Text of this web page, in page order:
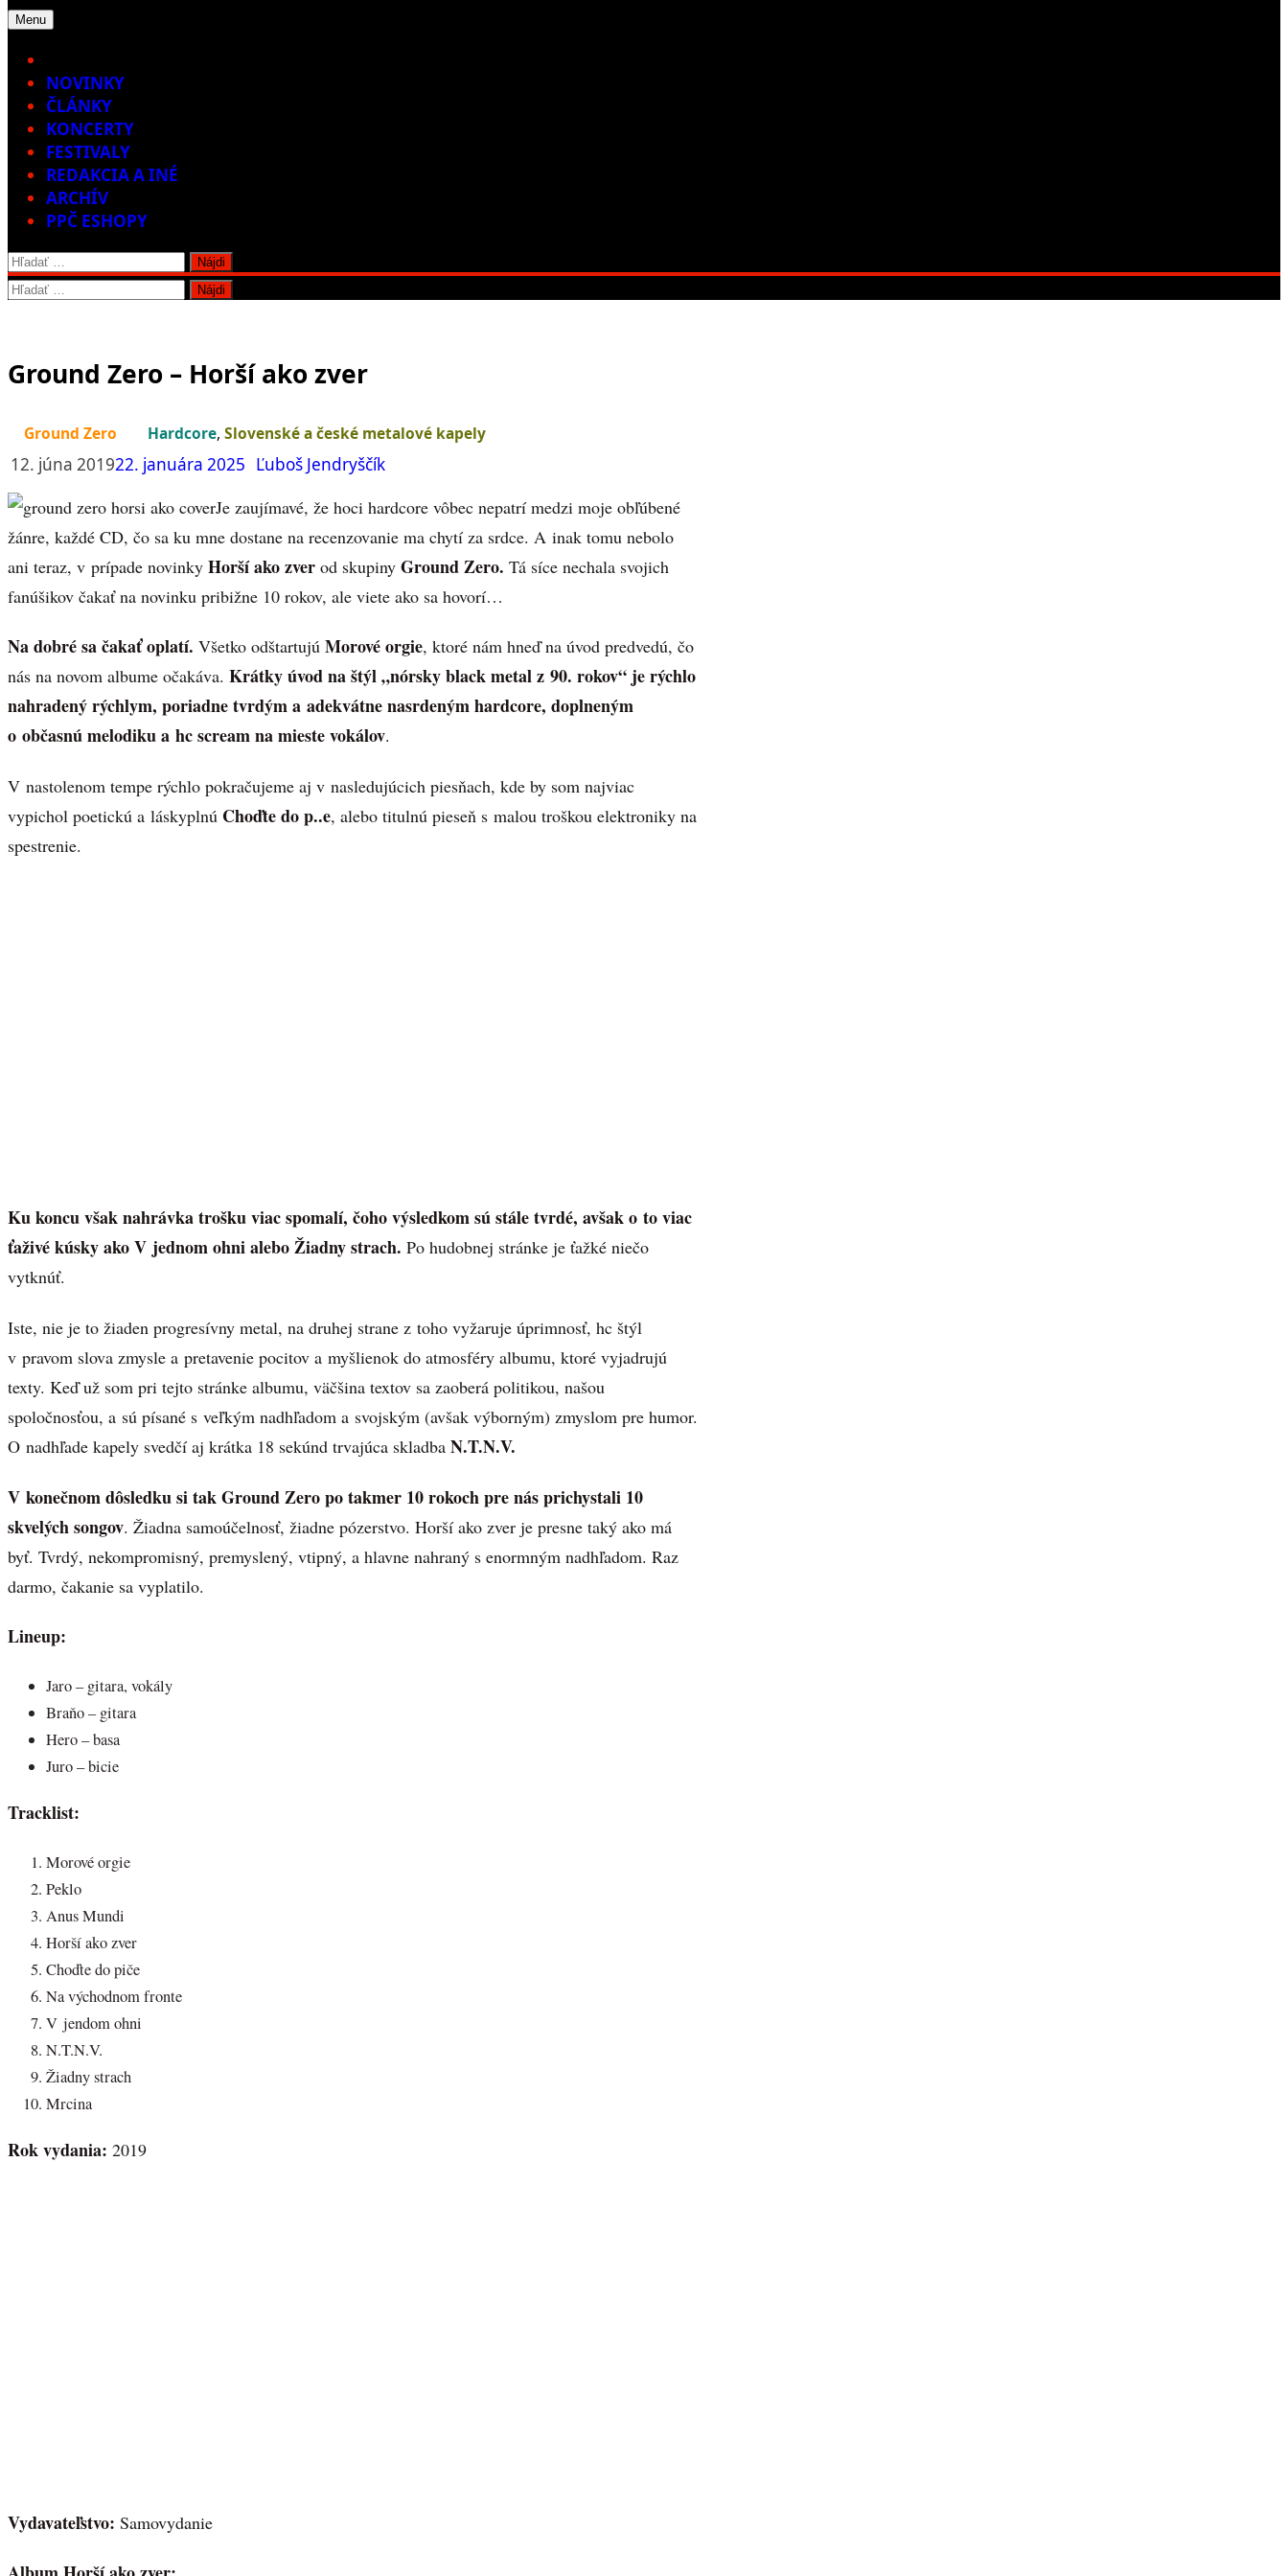
Menu
NOVINKY
ČLÁNKY
KONCERTY
FESTIVALY
REDAKCIA A INÉ
ARCHÍV
PPČ ESHOPY
Hľadať:
Hľadať:
Ground Zero – Horší ako zver
Ground Zero Hardcore, Slovenské a české metalové kapely
12. júna 201922. januára 2025 Ľuboš Jendryščík
Je zaujímavé, že hoci hardcore vôbec nepatrí medzi moje obľúbené
žánre, každé CD, čo sa ku mne dostane na recenzovanie ma chytí za srdce. A inak tomu nebolo
ani teraz, v prípade novinky Horší ako zver od skupiny Ground Zero. Tá síce nechala svojich
fanúšikov čakať na novinku pribižne 10 rokov, ale viete ako sa hovorí…
Na dobré sa čakať oplatí. Všetko odštartujú Morové orgie, ktoré nám hneď na úvod predvedú, čo
nás na novom albume očakáva. Krátky úvod na štýl „nórsky black metal z 90. rokov“ je rýchlo
nahradený rýchlym, poriadne tvrdým a adekvátne nasrdeným hardcore, doplneným
o občasnú melodiku a hc scream na mieste vokálov.
V nastolenom tempe rýchlo pokračujeme aj v nasledujúcich piesňach, kde by som najviac
vypichol poetickú a láskyplnú Choďte do p..e, alebo titulnú pieseň s malou troškou elektroniky na
spestrenie.
Ku koncu však nahrávka trošku viac spomalí, čoho výsledkom sú stále tvrdé, avšak o to viac
ťaživé kúsky ako V jednom ohni alebo Žiadny strach. Po hudobnej stránke je ťažké niečo
vytknúť.
Iste, nie je to žiaden progresívny metal, na druhej strane z toho vyžaruje úprimnosť, hc štýl
v pravom slova zmysle a pretavenie pocitov a myšlienok do atmosféry albumu, ktoré vyjadrujú
texty. Keď už som pri tejto stránke albumu, väčšina textov sa zaoberá politikou, našou
spoločnosťou, a sú písané s veľkým nadhľadom a svojským (avšak výborným) zmyslom pre humor.
O nadhľade kapely svedčí aj krátka 18 sekúnd trvajúca skladba N.T.N.V.
V konečnom dôsledku si tak Ground Zero po takmer 10 rokoch pre nás prichystali 10
skvelých songov. Žiadna samoúčelnosť, žiadne pózerstvo. Horší ako zver je presne taký ako má
byť. Tvrdý, nekompromisný, premyslený, vtipný, a hlavne nahraný s enormným nadhľadom. Raz
darmo, čakanie sa vyplatilo.
Lineup:
Jaro – gitara, vokály
Braňo – gitara
Hero – basa
Juro – bicie
Tracklist:
Morové orgie
Peklo
Anus Mundi
Horší ako zver
Choďte do piče
Na východnom fronte
V jendom ohni
N.T.N.V.
Žiadny strach
Mrcina
Rok vydania: 2019
Vydavateľstvo: Samovydanie